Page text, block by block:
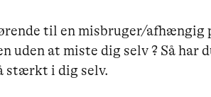
til en misbruger/
uden at miste dig selv ? Så
stærkt i dig selv.